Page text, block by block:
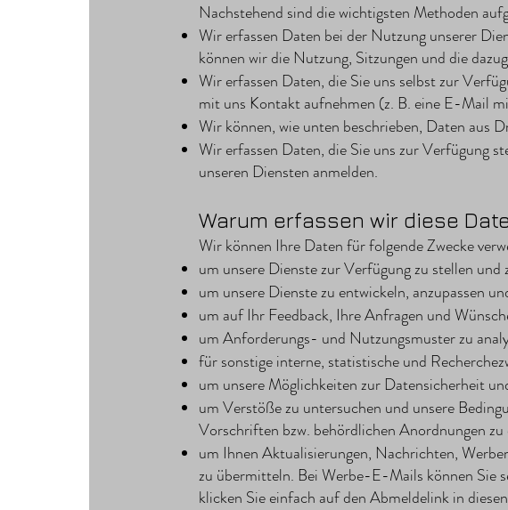
Nachstehend sind die wichtigsten Methoden
Wir erfassen Daten bei der Nutzung unserer
können wir die Nutzung, Sitzungen und die
Wir erfassen Daten, die Sie uns selbst zur
mit uns Kontakt aufnehmen (z. B. eine E-Mail
Wir können, wie unten beschrieben, Daten aus
Wir erfassen Daten, die Sie uns zur Verfügung
unseren Diensten anmelden.
Warum erfassen wir diese
Wir können Ihre Daten für folgende Zwecke
um unsere Dienste zur Verfügung zu stellen und
um unsere Dienste zu entwickeln, anzupassen
um auf Ihr Feedback, Ihre Anfragen und
um Anforderungs- und Nutzungsmuster zu
für sonstige interne, statistische und
um unsere Möglichkeiten zur Datensicherheit
um Verstöße zu untersuchen und unsere
Vorschriften bzw. behördlichen Anordnungen zu
um Ihnen Aktualisierungen, Nachrichten,
zu übermitteln. Bei Werbe-E-Mails können Sie
klicken Sie einfach auf den Abmeldelink in